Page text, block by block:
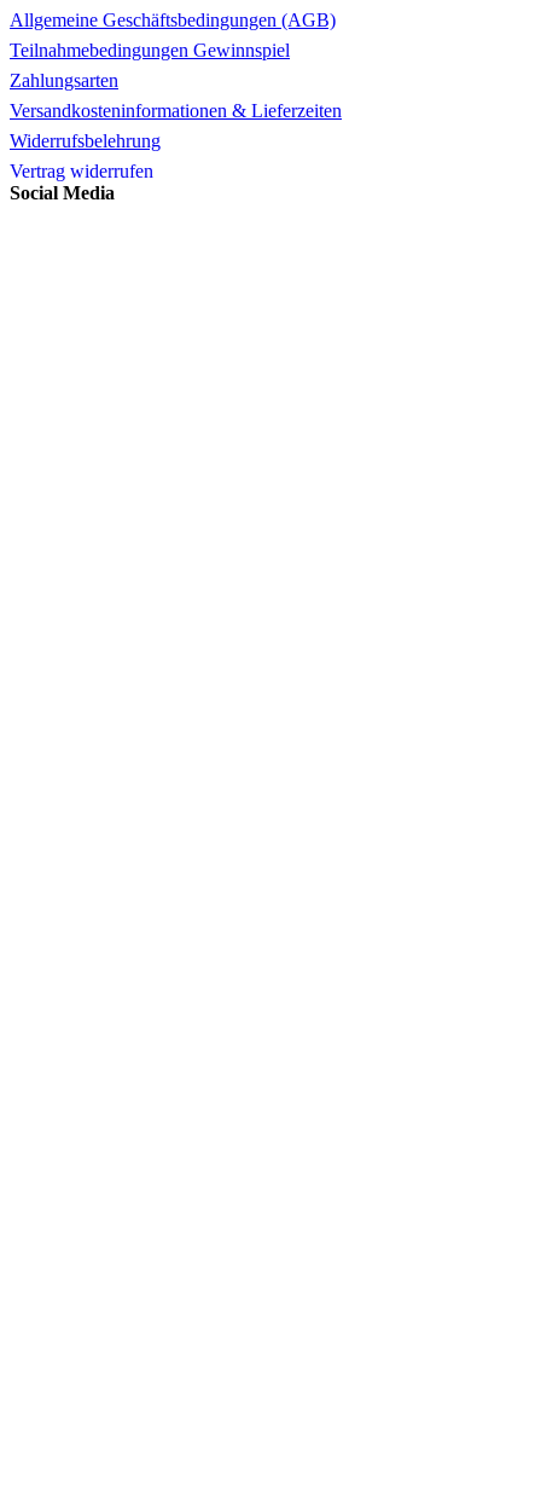
Allgemeine Geschäftsbedingungen (AGB)
Teilnahmebedingungen Gewinnspiel
Zahlungsarten
Versandkosteninformationen & Lieferzeiten
Widerrufsbelehrung
Vertrag widerrufen
Social Media